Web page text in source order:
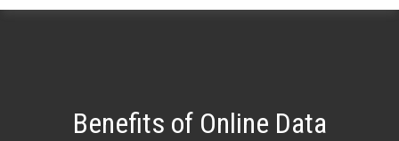
Benefits of Online Data